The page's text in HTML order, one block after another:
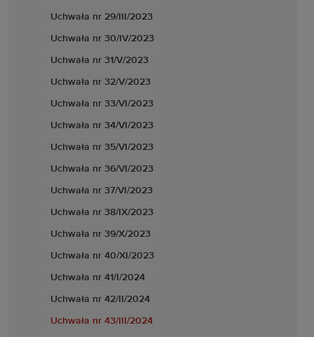
Uchwała nr 29/III/2023
Uchwała nr 30/IV/2023
Uchwała nr 31/V/2023
Uchwała nr 32/V/2023
Uchwała nr 33/VI/2023
Uchwała nr 34/VI/2023
Uchwała nr 35/VI/2023
Uchwała nr 36/VI/2023
Uchwała nr 37/VI/2023
Uchwała nr 38/IX/2023
Uchwała nr 39/X/2023
Uchwała nr 40/XI/2023
Uchwała nr 41/I/2024
Uchwała nr 42/II/2024
Uchwała nr 43/III/2024